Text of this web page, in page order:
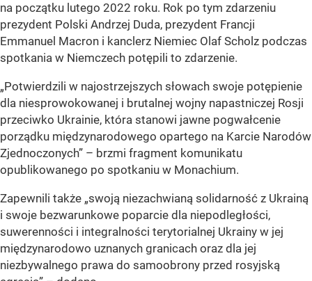
na początku lutego 2022 roku. Rok po tym zdarzeniu
prezydent Polski Andrzej Duda, prezydent Francji
Emmanuel Macron i kanclerz Niemiec Olaf Scholz podczas
spotkania w Niemczech potępili to zdarzenie.
„Potwierdzili w najostrzejszych słowach swoje potępienie
dla niesprowokowanej i brutalnej wojny napastniczej Rosji
przeciwko Ukrainie, która stanowi jawne pogwałcenie
porządku międzynarodowego opartego na Karcie Narodów
Zjednoczonych” – brzmi fragment komunikatu
opublikowanego po spotkaniu w Monachium.
Zapewnili także „swoją niezachwianą solidarność z Ukrainą
i swoje bezwarunkowe poparcie dla niepodległości,
suwerenności i integralności terytorialnej Ukrainy w jej
międzynarodowo uznanych granicach oraz dla jej
niezbywalnego prawa do samoobrony przed rosyjską